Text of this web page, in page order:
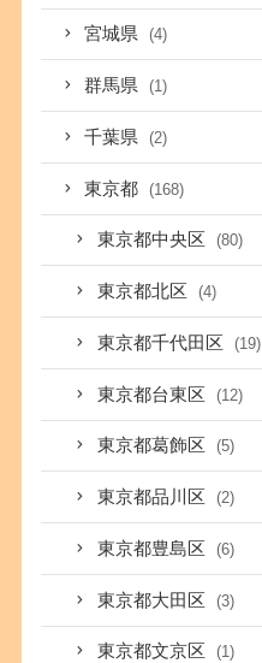
宮城県 (4)
群馬県 (1)
千葉県 (2)
東京都 (168)
東京都中央区 (80)
東京都北区 (4)
東京都千代田区 (19)
東京都台東区 (12)
東京都葛飾区 (5)
東京都品川区 (2)
東京都豊島区 (6)
東京都大田区 (3)
東京都文京区 (1)